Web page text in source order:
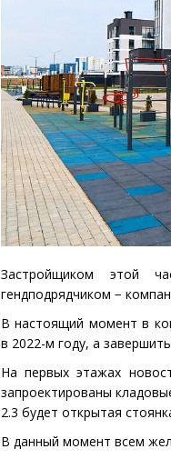
Застройщиком этой
гендподрядчиком −
В настоящий момент в
в 2022-м году, а
На первых этажах
запроектированы
2.3 будет открытая
В данный момент всем